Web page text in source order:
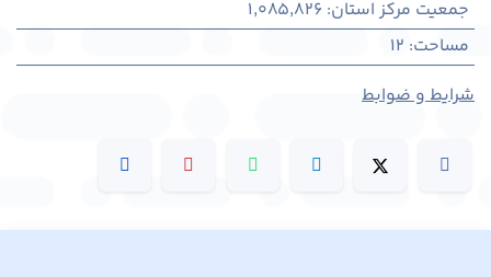
جمعیت مرکز استان:
1,085,826
مساحت:
12
شرایط و ضوابط